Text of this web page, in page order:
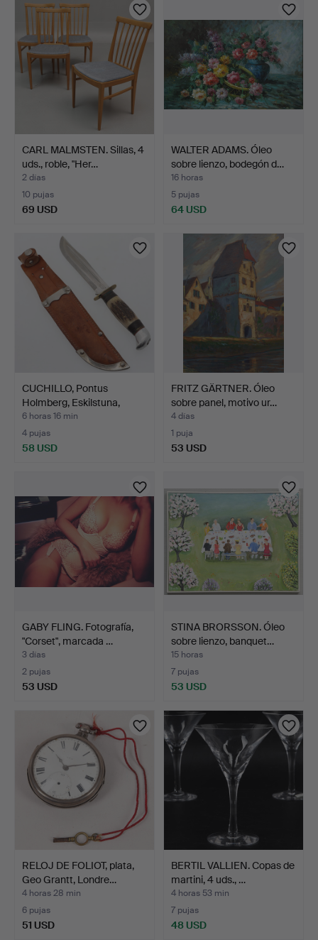
CARL MALMSTEN. Sillas, 4
uds., roble, "Her…
2 días
10 pujas
69 USD
WALTER ADAMS. Óleo
sobre lienzo, bodegón d…
16 horas
5 pujas
64 USD
CUCHILLO, Pontus
Holmberg, Eskilstuna,
med…
6 horas 16 min
4 pujas
58 USD
FRITZ GÄRTNER. Óleo
sobre panel, motivo ur…
4 días
1 puja
53 USD
GABY FLING. Fotografía,
"Corset", marcada …
3 días
2 pujas
53 USD
STINA BRORSSON. Óleo
sobre lienzo, banquet…
15 horas
7 pujas
53 USD
RELOJ DE FOLIOT, plata,
Geo Grantt, Londre…
4 horas 28 min
6 pujas
51 USD
BERTIL VALLIEN. Copas de
martini, 4 uds., …
4 horas 53 min
7 pujas
48 USD